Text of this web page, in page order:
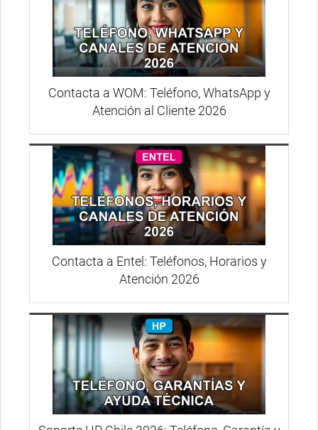
Contacta a WOM: Teléfono, WhatsApp y
Atención al Cliente 2026
Contacta a Entel: Teléfonos, Horarios y
Atención 2026